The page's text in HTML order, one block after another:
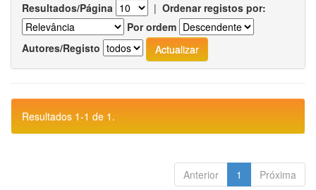
Resultados/Página | Ordenar registos por:
Por ordem
Autores/Registo
Resultados 1-1 de 1.
Anterior 1 Próxima